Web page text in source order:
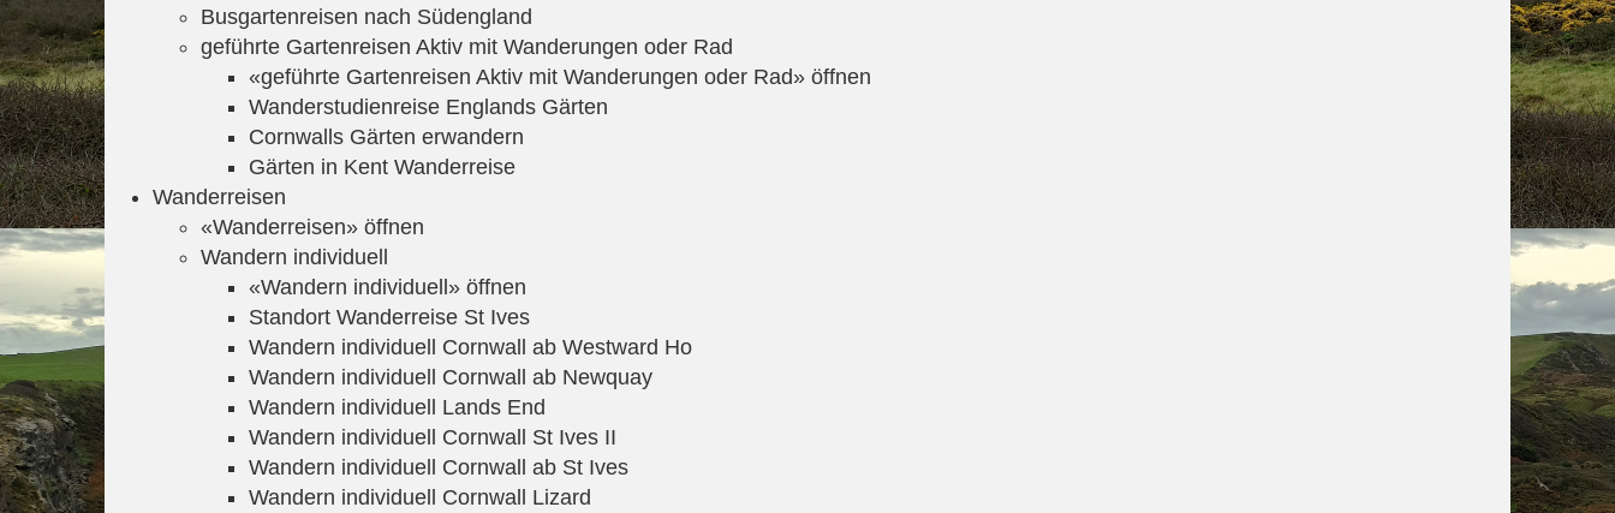
Busgartenreisen nach Südengland
geführte Gartenreisen Aktiv mit Wanderungen oder Rad
«geführte Gartenreisen Aktiv mit Wanderungen oder Rad» öffnen
Wanderstudienreise Englands Gärten
Cornwalls Gärten erwandern
Gärten in Kent Wanderreise
Wanderreisen
«Wanderreisen» öffnen
Wandern individuell
«Wandern individuell» öffnen
Standort Wanderreise St Ives
Wandern individuell Cornwall ab Westward Ho
Wandern individuell Cornwall ab Newquay
Wandern individuell Lands End
Wandern individuell Cornwall St Ives II
Wandern individuell Cornwall ab St Ives
Wandern individuell Cornwall Lizard